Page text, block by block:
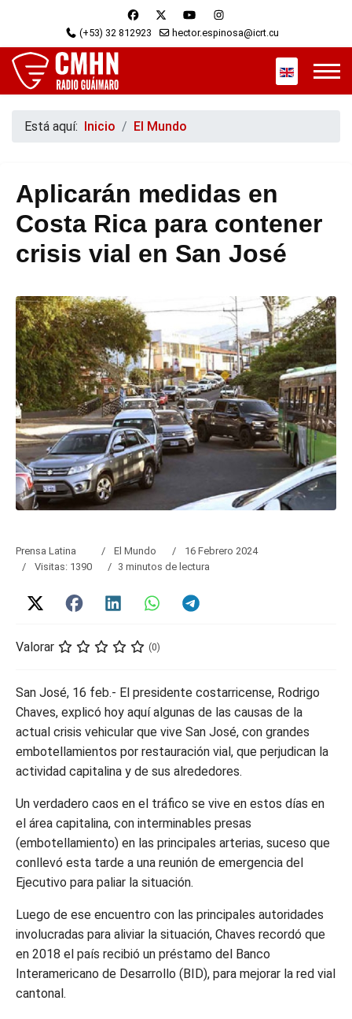
(+53) 32 812923 hector.espinosa@icrt.cu
Seleccione
Está aquí: Inicio El Mundo
Aplicarán medidas en
Costa Rica para contener
crisis vial en San José
Prensa Latina El Mundo
16 Febrero 2024
Visitas: 1390
3 minutos de lectura
Valorar (0)
San José, 16 feb.- El presidente costarricense, Rodrigo
Chaves, explicó hoy aquí algunas de las causas de la
actual crisis vehicular que vive San José, con grandes
embotellamientos por restauración vial, que perjudican la
actividad capitalina y de sus alrededores.
Un verdadero caos en el tráfico se vive en estos días en
el área capitalina, con interminables presas
(embotellamiento) en las principales arterias, suceso que
conllevó esta tarde a una reunión de emergencia del
Ejecutivo para paliar la situación.
Luego de ese encuentro con las principales autoridades
involucradas para aliviar la situación, Chaves recordó que
en 2018 el país recibió un préstamo del Banco
Interamericano de Desarrollo (BID), para mejorar la red vial
cantonal.